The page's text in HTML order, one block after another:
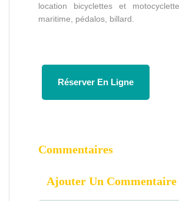
location bicyclettes et
maritime, pédalos, billard.
Réserver En Ligne
Commentaires
Ajouter Un Commentaire